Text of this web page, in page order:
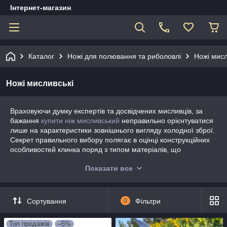
Інтернет-магазин
Каталог Ножі для полювання та риболовлі Ножі
Ножі мисливські
Враховуючи думку експертів та досвідчених мисливців, за
бажання купити ніж мисливський неправильно орієнтуватися
лише на характеристики зовнішнього вигляду холодної зброї.
Секрет правильного вибору полягає в оцінці конструкційних
особливостей клинка поряд з типом матеріалів, що
багаття;
Показати все
Сортування 0 Фільтри
Топ продажів –5%